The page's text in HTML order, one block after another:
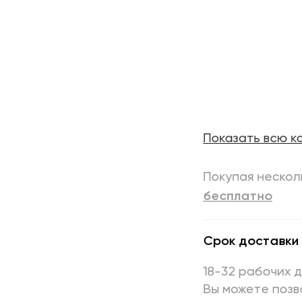
Показать всю
Покупая
бесплатно
Срок доставки
18-32 рабочих
Вы можете